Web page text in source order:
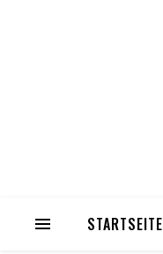
STARTSEITE